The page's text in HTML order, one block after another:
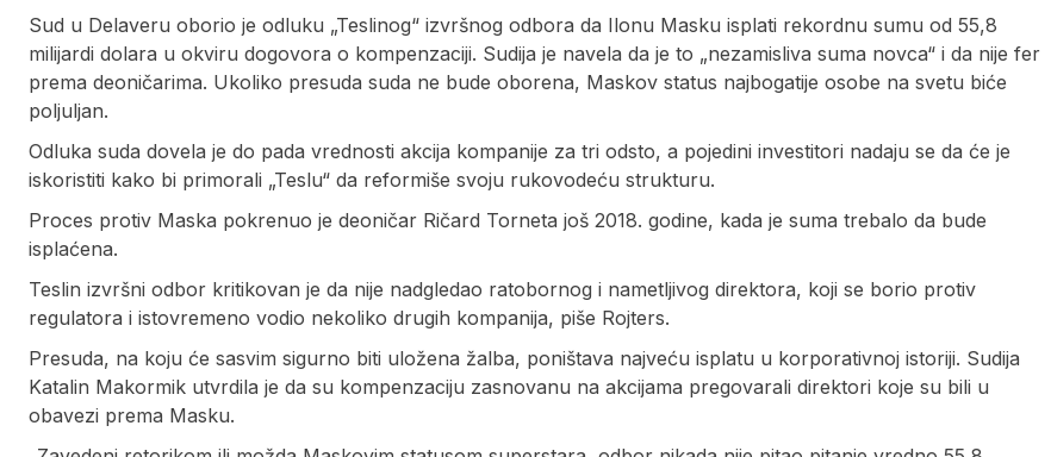
Sud u Delaveru oborio je odluku „Teslinog“ izvršnog odbora da Ilonu Masku isplati rekordnu sumu od 55,8
milijardi dolara u okviru dogovora o kompenzaciji. Sudija je navela da je to „nezamisliva suma novca“ i da nije fer
prema deoničarima. Ukoliko presuda suda ne bude oborena, Maskov status najbogatije osobe na svetu biće
poljuljan.
Odluka suda dovela je do pada vrednosti akcija kompanije za tri odsto, a pojedini investitori nadaju se da će je
iskoristiti kako bi primorali „Teslu“ da reformiše svoju rukovodeću strukturu.
Proces protiv Maska pokrenuo je deoničar Ričard Torneta još 2018. godine, kada je suma trebalo da bude
isplaćena.
Teslin izvršni odbor kritikovan je da nije nadgledao ratobornog i nametljivog direktora, koji se borio protiv
regulatora i istovremeno vodio nekoliko drugih kompanija, piše Rojters.
Presuda, na koju će sasvim sigurno biti uložena žalba, poništava najveću isplatu u korporativnoj istoriji. Sudija
Katalin Makormik utvrdila je da su kompenzaciju zasnovanu na akcijama pregovarali direktori koje su bili u
obavezi prema Masku.